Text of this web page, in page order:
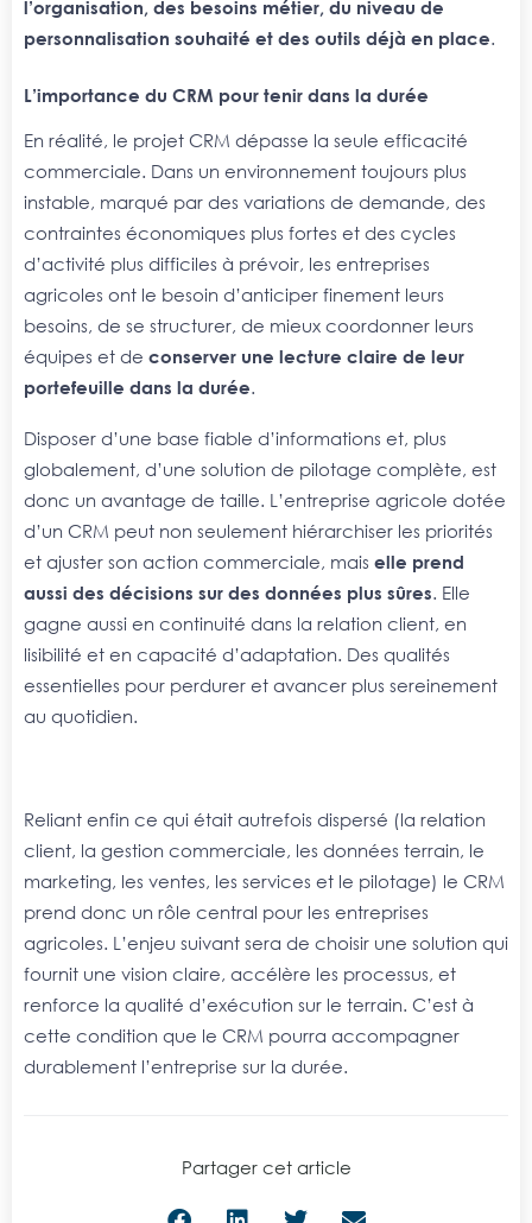
l’organisation, des besoins métier, du niveau de
personnalisation souhaité et des outils déjà en place.
L’importance du CRM pour tenir dans la durée
En réalité, le projet CRM dépasse la seule efficacité
commerciale. Dans un environnement toujours plus
instable, marqué par des variations de demande, des
contraintes économiques plus fortes et des cycles
d’activité plus difficiles à prévoir, les entreprises
agricoles ont le besoin d’anticiper finement leurs
besoins, de se structurer, de mieux coordonner leurs
équipes et de conserver une lecture claire de leur
portefeuille dans la durée
Disposer d’une base fiable d’informations et, plus
globalement, d’une solution de pilotage complète, est
donc un avantage de taille. L’entreprise agricole dotée
d’un CRM peut non seulement hiérarchiser les priorités
et ajuster son action commerciale, mais elle prend
aussi des décisions sur des données plus sûres. Elle
gagne aussi en continuité dans la relation client, en
lisibilité et en capacité d’adaptation. Des qualités
essentielles pour perdurer et avancer plus sereinement
au quotidien.
Reliant enfin ce qui était autrefois dispersé (la relation
client, la gestion commerciale, les données terrain, le
marketing, les ventes, les services et le pilotage) le CRM
prend donc un rôle central pour les entreprises
agricoles. L’enjeu suivant sera de choisir une solution qui
fournit une vision claire, accélère les processus, et
renforce la qualité d’exécution sur le terrain. C’est à
cette condition que le CRM pourra accompagner
durablement l’entreprise sur la durée.
Partager cet article